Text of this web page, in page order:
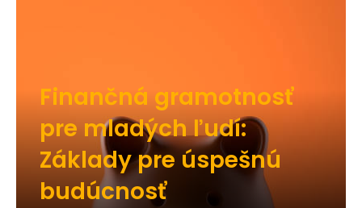
Finančná gramotnosť
pre mladých ľudí:
Základy pre úspešnú
budúcnosť